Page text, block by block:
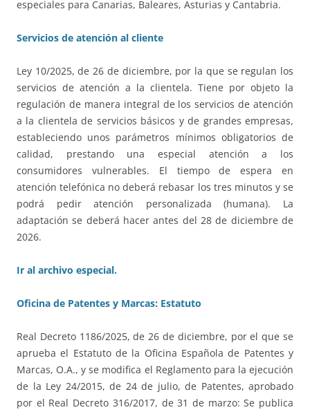
especiales para Canarias, Baleares, Asturias y Cantabria.
Servicios de atención al cliente
Ley 10/2025, de 26 de diciembre, por la que se regulan los
servicios de atención a la clientela. Tiene por objeto la
regulación de manera integral de los servicios de atención
a la clientela de servicios básicos y de grandes empresas,
estableciendo unos parámetros mínimos obligatorios de
calidad, prestando una especial atención a los
consumidores vulnerables. El tiempo de espera en
atención telefónica no deberá rebasar los tres minutos y se
podrá pedir atención personalizada (humana). La
adaptación se deberá hacer antes del 28 de diciembre de
2026.
Ir al archivo especial.
Oficina de Patentes y Marcas: Estatuto
Real Decreto 1186/2025, de 26 de diciembre, por el que se
aprueba el Estatuto de la Oficina Española de Patentes y
Marcas, O.A., y se modifica el Reglamento para la ejecución
de la Ley 24/2015, de 24 de julio, de Patentes, aprobado
por el Real Decreto 316/2017, de 31 de marzo: Se publica